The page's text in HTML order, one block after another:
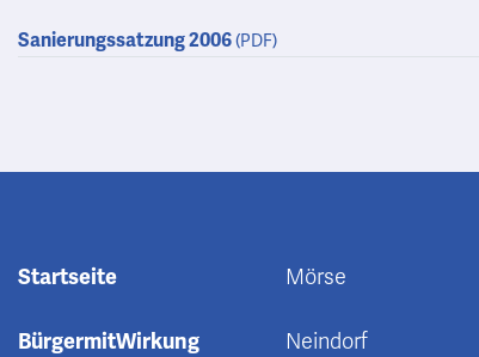
Sanierungssatzung 2006(PDF)
Startseite
BürgermitWirkung
Mörse
Neindorf